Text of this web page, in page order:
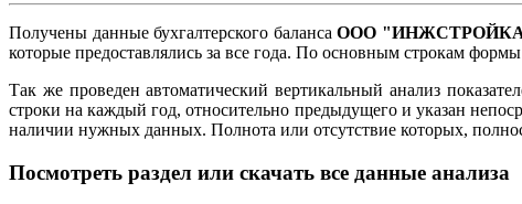
Получены данные бухгалтерского балансаООО
которые предоставлялись за все года. По основным строкам
Так же проведен автоматический вертикальный анализ
строки на каждый год, относительно предыдущего и указан
наличии нужных данных. Полнота или отсутствие которых,
Посмотреть раздел или скачать все данные анализа